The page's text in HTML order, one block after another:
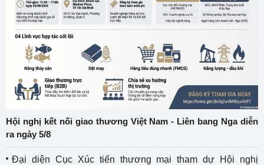
Hội nghị kết nối giao thương Việt Nam - Liên bang Nga diễn
ra ngày 5/8
Đại diện Cục Xúc tiến thương mại tham dự Hội nghị